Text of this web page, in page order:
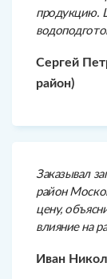
продукцию.
Сергей
район)
Заказывал
район
цену,
влияние на
Иван